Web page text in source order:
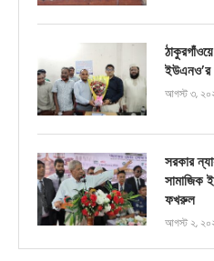
ইউএনও’র
আগস্ট ৩,
সরকার
সামাজিক
ফখরুল
আগস্ট ২,